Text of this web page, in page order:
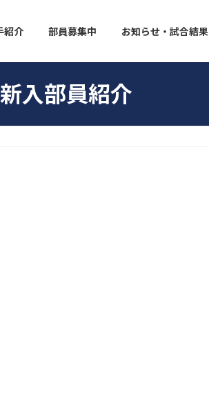
紹介 部員募集中 お知らせ・試合結果
新入部員紹介